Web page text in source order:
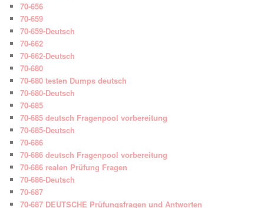
70-656
70-659
70-659-Deutsch
70-662
70-662-Deutsch
70-680
70-680 testen Dumps deutsch
70-680-Deutsch
70-685
70-685 deutsch Fragenpool vorbereitung
70-685-Deutsch
70-686
70-686 deutsch Fragenpool vorbereitung
70-686 realen Prüfung Fragen
70-686-Deutsch
70-687
70-687 DEUTSCHE Prüfungsfragen und Antworten